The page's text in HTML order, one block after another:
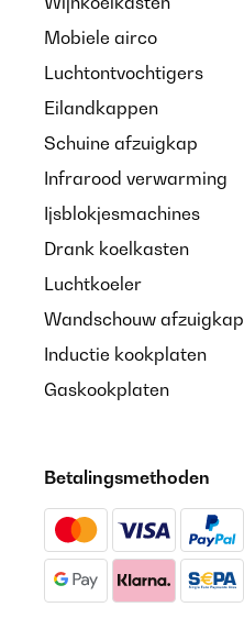
Mobiele airco
Luchtontvochtigers
Eilandkappen
Schuine afzuigkap
Infrarood verwarming
Ijsblokjesmachines
Drank koelkasten
Luchtkoeler
Wandschouw afzuigkap
Inductie kookplaten
Gaskookplaten
Betalingsmethoden